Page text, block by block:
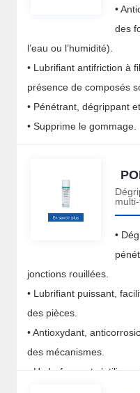
•
des
l’eau ou l’humidité).
• Lubrifiant antifriction à
présence de composés
• Pénétrant, dégrippant
• Supprime le gommage.
•
jonctions rouillées.
• Lubrifiant puissant,
des pièces.
• Antioxydant,
des mécanismes.
• Hydrofugeant s’utilise